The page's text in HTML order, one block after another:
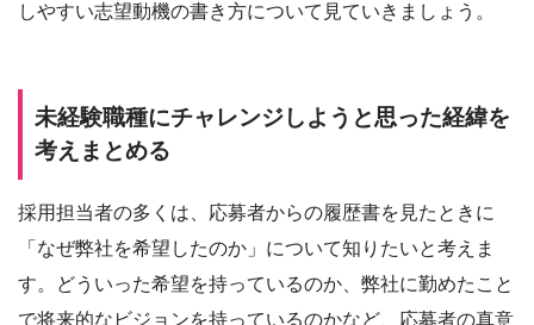
しやすい志望動機の書き方について見ていきましょう。
未経験職種にチャレンジしようと思った経緯を
考えまとめる
採用担当者の多くは、応募者からの履歴書を見たときに
「なぜ弊社を希望したのか」について知りたいと考えま
す。どういった希望を持っているのか、弊社に勤めたこと
で将来的なビジョンを持っているのかなど、応募者の真意